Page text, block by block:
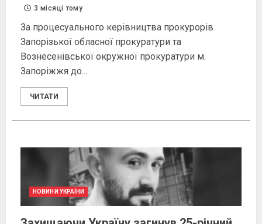
3 місяці тому
За процесуального керівництва прокурорів
Запорізької обласної прокуратури та
Вознесенівської окружної прокуратури м.
Запоріжжя до...
ЧИТАТИ
НОВИНИ УКРАЇНИ